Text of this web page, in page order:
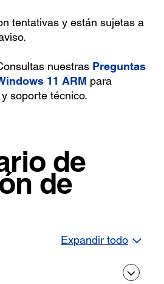
tentativas y están sujetas a
nuestras Preguntas
11 ARM para
soporte técnico.
de
de
Expandir todo